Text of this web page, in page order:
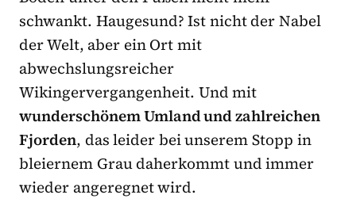
schwankt. Haugesund? Ist nicht der Nabel
der Welt, aber ein Ort mit
abwechslungsreicher
Wikingervergangenheit. Und mit
wunderschönem Umland und zahlreichen
Fjorden, das leider bei unserem Stopp in
bleiernem Grau daherkommt und immer
wieder angeregnet wird.